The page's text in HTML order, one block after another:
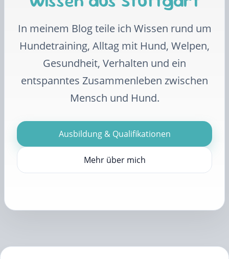
In meinem Blog teile ich Wissen rund um
Hundetraining, Alltag mit Hund, Welpen,
Gesundheit, Verhalten und ein
entspanntes Zusammenleben zwischen
Mensch und Hund.
Ausbildung & Qualifikationen
Mehr über mich